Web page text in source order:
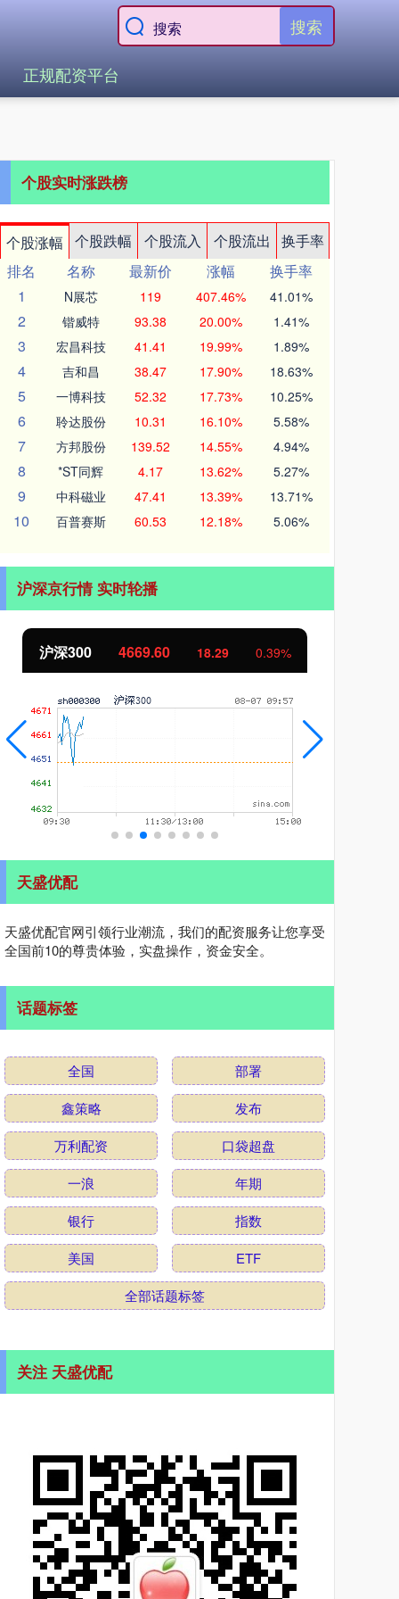
搜索
正规配资平台
个股实时涨跌榜
个股涨幅 个股跌幅 个股流入 个股流出
换手率
排名
名称 最新价 涨幅
换手率
1
N展芯 119 407.46% 41.01%
2 锴威特 93.38 20.00% 1.41%
3 宏昌科技 41.41 19.99% 1.89%
4 吉和昌 38.47 17.90% 18.63%
5 一博科技 52.32 17.73% 10.25%
6 聆达股份 10.31 16.10% 5.58%
7 方邦股份 139.52 14.55% 4.94%
8 *ST同辉 4.17 13.62% 5.27%
9 中科磁业 47.41 13.39% 13.71%
10 百普赛斯 60.53 12.18% 5.06%
沪深京行情 实时轮播
北证50 1113.29 -9.59 -0.85%
天盛优配
天盛优配官网引领行业潮流，我们的配资服务让您享受
全国前10的尊贵体验，实盘操作，资金安全。
话题标签
全国
部署
鑫策略
发布
万利配资
口袋超盘
一浪
年期
银行
指数
美国
ETF
全部话题标签
关注 天盛优配